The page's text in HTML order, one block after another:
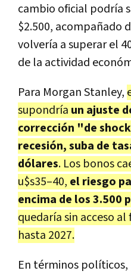
cambio oficial podría
$2.500, acompañado
volvería a superar el
de la actividad
Para Morgan Stanley,
supondría un ajuste
corrección "de
recesión, suba de
dólares. Los bonos
u$s35–40, el riesgo
encima de los 3.500
quedaría sin acceso
hasta 2027.
En términos